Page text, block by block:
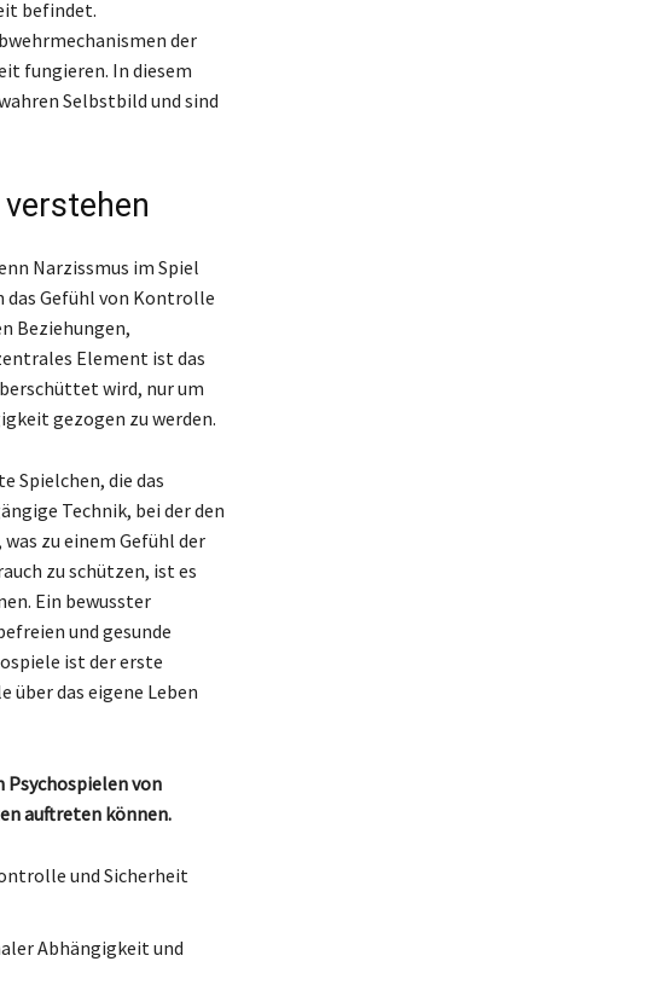
befindet.
der
fungieren. In diesem
Selbstbild und sind
Narzissmus im Spiel
das Gefühl von Kontrolle
Beziehungen,
Element ist das
wird, nur um
gezogen zu werden.
Spielchen, die das
Technik, bei der den
zu einem Gefühl der
zu schützen, ist es
Ein bewusster
und gesunde
ist der erste
über das eigene Leben
von
auftreten können.
und Sicherheit
Abhängigkeit und